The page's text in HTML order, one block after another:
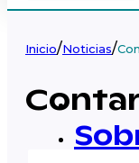
Inicio/Noticias/